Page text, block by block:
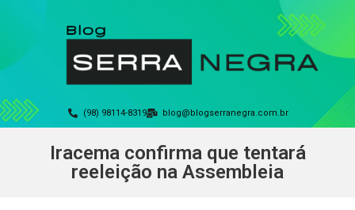
(98) 98114-8319 blog@blogserranegra.com.br
Iracema confirma que tentará
reeleição na Assembleia